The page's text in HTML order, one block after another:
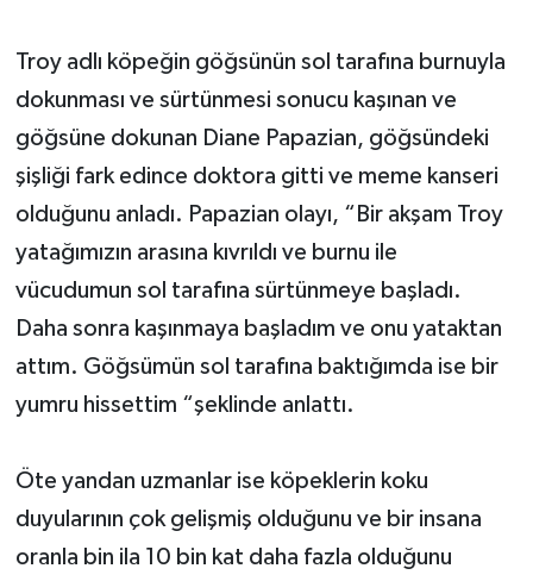
Troy adlı köpeğin göğsünün sol tarafına burnuyla
dokunması ve sürtünmesi sonucu kaşınan ve
göğsüne dokunan Diane Papazian, göğsündeki
şişliği fark edince doktora gitti ve meme kanseri
olduğunu anladı. Papazian olayı, “Bir akşam Troy
yatağımızın arasına kıvrıldı ve burnu ile
vücudumun sol tarafına sürtünmeye başladı.
Daha sonra kaşınmaya başladım ve onu yataktan
attım. Göğsümün sol tarafına baktığımda ise bir
yumru hissettim “şeklinde anlattı.
Öte yandan uzmanlar ise köpeklerin koku
duyularının çok gelişmiş olduğunu ve bir insana
oranla bin ila 10 bin kat daha fazla olduğunu